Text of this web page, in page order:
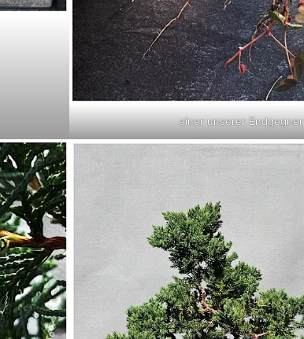
einer unserer Endgegner